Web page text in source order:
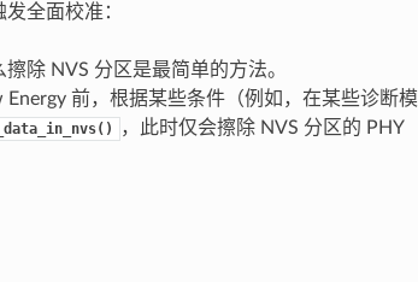
全面校准：
除 NVS 分区是最简单的方法。
前，根据某些条件（例如，在某些诊断模
，此时仅会擦除 NVS 分区的 PHY